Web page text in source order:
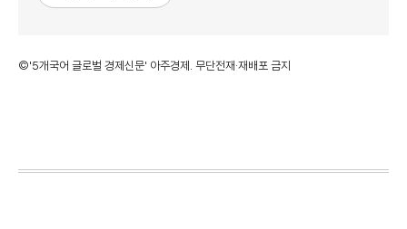
©'5개국어 글로벌 경제신문' 아주경제. 무단전재·재배포 금지